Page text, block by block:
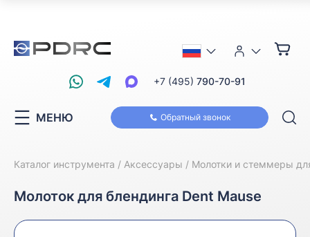
Обратный звонок
+7 (495) 790-70-91
МЕНЮ
Каталог инструмента Аксессуары Молотки и стеммеры
Молоток для блендинга Dent Mause